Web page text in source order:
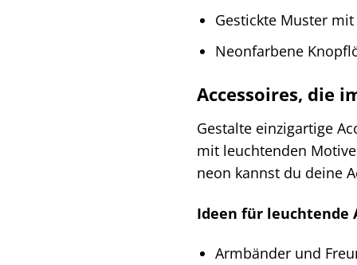
Gestickte Muster
Neonfarbene
Accessoires, die
Gestalte einzigartige
mit leuchtenden
neon kannst du deine
Ideen für leuchtende
Armbänder und